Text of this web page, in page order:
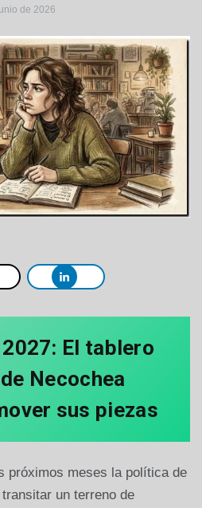
de 2026
El tablero
Necochea
sus piezas
próximos meses la política de
un terreno de